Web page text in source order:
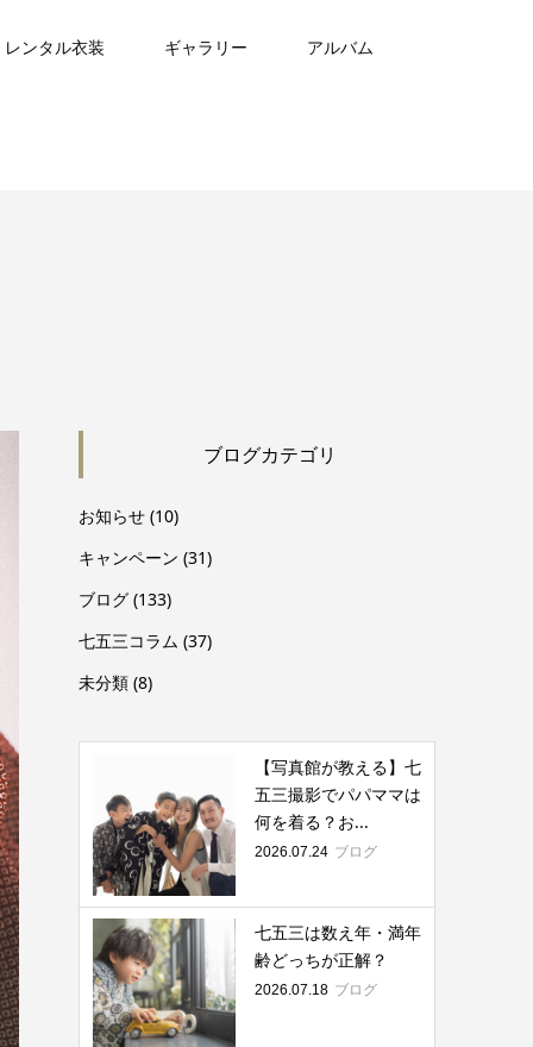
レンタル衣装 ギャラリー アルバム
ブログカテゴリ
お知らせ (10)
キャンペーン (31)
ブログ (133)
七五三コラム (37)
未分類 (8)
【写真館が教える】七
五三撮影でパパママは
何を着る？お...
2026.07.24 ブログ
七五三は数え年・満年
齢どっちが正解？
2026.07.18 ブログ